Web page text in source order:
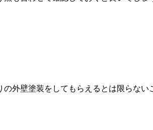
外壁塗装をしてもらえるとは限らない